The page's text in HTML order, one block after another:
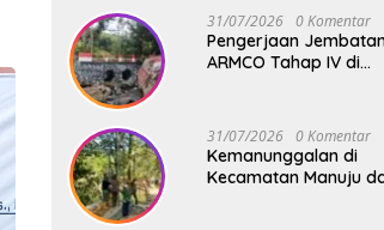
Warga dan Jaga
Kamtibmas
31/07/2026 0 Komentar
Pengerjaan
ARMCO Tahap IV di
Desa Mamampang Kini
Punya Akses Baru
31/07/2026 0 Komentar
Kemanunggalan di
Kecamatan Manuju